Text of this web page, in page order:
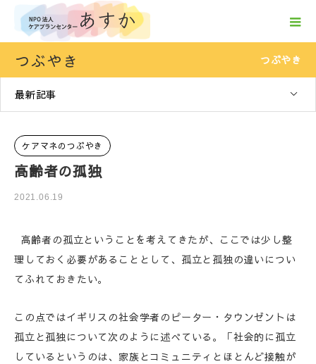
つぶやき つぶやき
最新記事
ケアマネのつぶやき
高齢者の孤独
2021.06.19
高齢者の孤立ということを考えてきたが、ここでは少し整
理しておく必要があることとして、孤立と孤独の違いについ
てふれておきたい。
この点ではイギリスの社会学者のピーター・タウンゼントは
孤立と孤独について次のように述べている。「社会的に孤立
しているというのは、家族とコミュニティとほとんど接触が